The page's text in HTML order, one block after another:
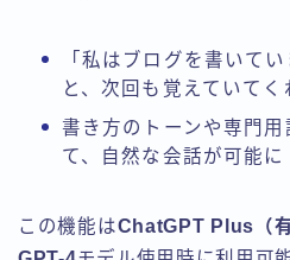
「私はブログを書いて
と、次回も覚えていてく
書き方のトーンや専門
て、自然な会話が可能に
この機能はChatGPT Plus（有